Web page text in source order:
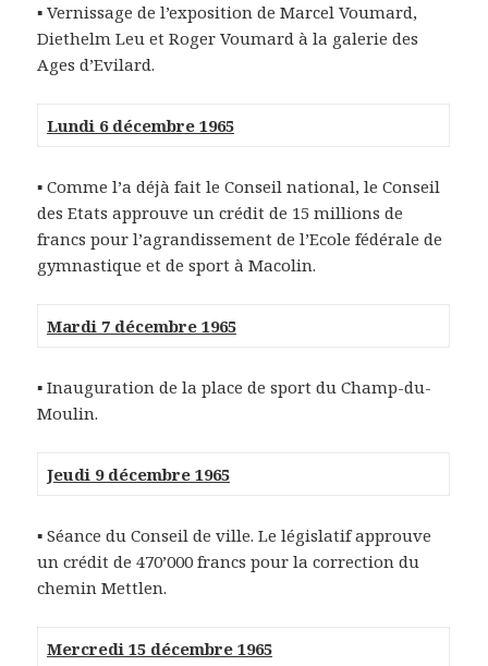
▪ Vernissage de l’exposition de Marcel Voumard,
Diethelm Leu et Roger Voumard à la galerie des
Ages d’Evilard.
Lundi 6 décembre 1965
▪ Comme l’a déjà fait le Conseil national, le Conseil
des Etats approuve un crédit de 15 millions de
francs pour l’agrandissement de l’Ecole fédérale de
gymnastique et de sport à Macolin.
Mardi 7 décembre 1965
▪ Inauguration de la place de sport du Champ-du-
Moulin.
Jeudi 9 décembre 1965
▪ Séance du Conseil de ville. Le législatif approuve
un crédit de 470’000 francs pour la correction du
chemin Mettlen.
Mercredi 15 décembre 1965